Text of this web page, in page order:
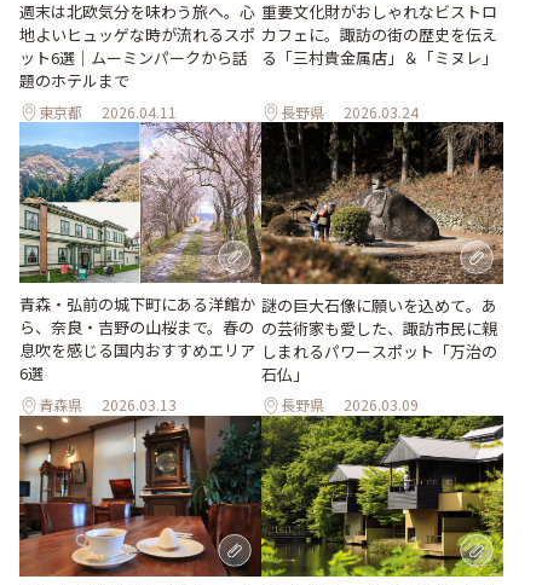
週末は北欧気分を味わう旅へ。心
地よいヒュッゲな時が流れるスポ
ット6選｜ムーミンパークから話
題のホテルまで
東京都 2026.04.11
重要文化財がおしゃれなビストロ
カフェに。諏訪の街の歴史を伝え
る「三村貴金属店」＆「ミヌレ」
長野県 2026.03.24
青森・弘前の城下町にある洋館か
ら、奈良・吉野の山桜まで。春の
息吹を感じる国内おすすめエリア
6選
青森県 2026.03.13
謎の巨大石像に願いを込めて。あ
の芸術家も愛した、諏訪市民に親
しまれるパワースポット「万治の
石仏」
長野県 2026.03.09